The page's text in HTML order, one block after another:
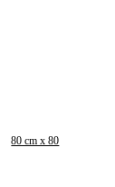
80 cm x 80